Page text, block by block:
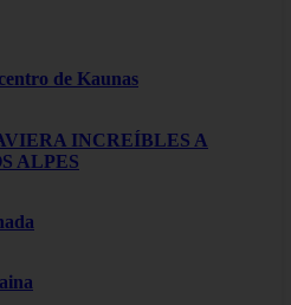
de Kaunas
INCREÍBLES A
ALPES